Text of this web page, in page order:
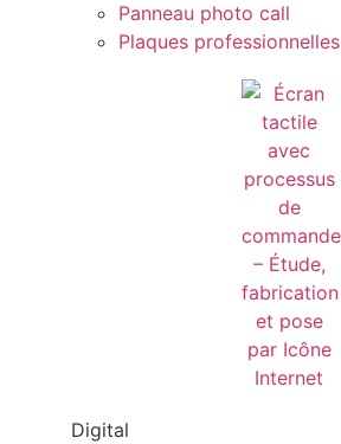
Panneau photo call
Plaques professionnelles
Digital